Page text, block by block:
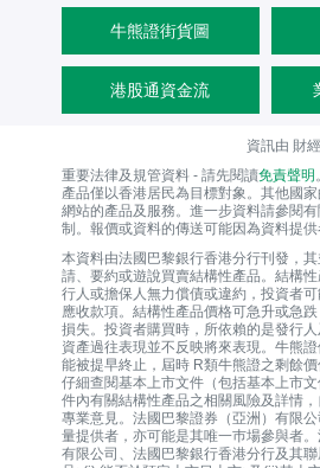
牛熊證街貨圖
港股通資金流
資訊由 財
重要法律及規管資料 - 請先閱讀免責聲明
產品僅以香港居民為目標對象。其他國
網站的產品及服務。進一步資料請參閱
制。報價或資料的傳送可能因為資料提供
本資料由法國巴黎銀行香港分行刊發，
請、要約或遊說買賣結構性產品。結構
行人或擔保人無力償債或違約，投資者
應收款項。結構性產品價格可急升或急
損失。投資者購買時，所依賴的是發行
資產過往表現並不反映將來表現。牛熊
能被提早終止，屆時 R類牛熊證之剩餘
仔細查閱基本上市文件（包括基本上市
件內有關結構性產品之相關風險及詳情
專業意見。法國巴黎證券（亞洲）有限
量提供者，亦可能是其唯一巿場參與者。
有限公司、法國巴黎銀行香港分行及其